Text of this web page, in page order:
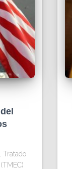
Tratado